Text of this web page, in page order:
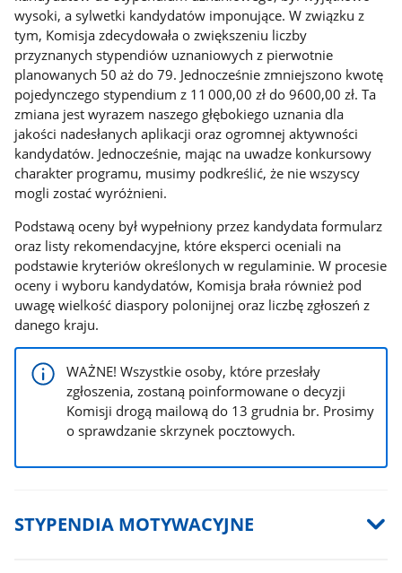
wysoki, a sylwetki kandydatów imponujące. W związku z
tym, Komisja zdecydowała o zwiększeniu liczby
przyznanych stypendiów uznaniowych z pierwotnie
planowanych 50 aż do 79. Jednocześnie zmniejszono kwotę
pojedynczego stypendium z 11 000,00 zł do 9600,00 zł. Ta
zmiana jest wyrazem naszego głębokiego uznania dla
jakości nadesłanych aplikacji oraz ogromnej aktywności
kandydatów. Jednocześnie, mając na uwadze konkursowy
charakter programu, musimy podkreślić, że nie wszyscy
mogli zostać wyróżnieni.
Podstawą oceny był wypełniony przez kandydata formularz
oraz listy rekomendacyjne, które eksperci oceniali na
podstawie kryteriów określonych w regulaminie. W procesie
oceny i wyboru kandydatów, Komisja brała również pod
uwagę wielkość diaspory polonijnej oraz liczbę zgłoszeń z
danego kraju.
WAŻNE! Wszystkie osoby, które przesłały
zgłoszenia, zostaną poinformowane o decyzji
Komisji drogą mailową do 13 grudnia br. Prosimy
o sprawdzanie skrzynek pocztowych.
STYPENDIA MOTYWACYJNE